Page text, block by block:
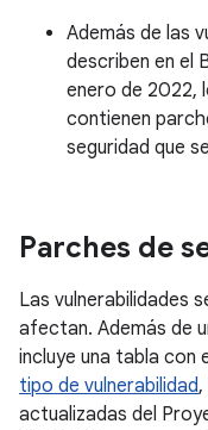
Además de las
describen en el
enero de 2022,
contienen
seguridad que
Parches de
Las vulnerabilidades
afectan. Además de
incluye una tabla con
tipo de vulnerabilidad,
actualizadas del